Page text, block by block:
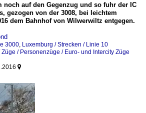
noch auf den Gegenzug und so fuhr der IC
gezogen von der 3008, bei leichtem
dem Bahnhof von Wilwerwiltz entgegen.
3000 Luxemburg / Strecken / Linie 10
/ Personenzüge / Euro- und Intercity Züge
